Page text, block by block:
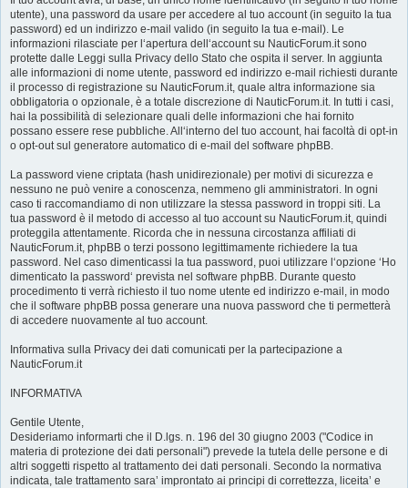
utente), una password da usare per accedere al tuo account (in seguito la tua
password) ed un indirizzo e-mail valido (in seguito la tua e-mail). Le
informazioni rilasciate per l‘apertura dell‘account su NauticForum.it sono
protette dalle Leggi sulla Privacy dello Stato che ospita il server. In aggiunta
alle informazioni di nome utente, password ed indirizzo e-mail richiesti durante
il processo di registrazione su NauticForum.it, quale altra informazione sia
obbligatoria o opzionale, è a totale discrezione di NauticForum.it. In tutti i casi,
hai la possibilità di selezionare quali delle informazioni che hai fornito
possano essere rese pubbliche. All‘interno del tuo account, hai facoltà di opt-in
o opt-out sul generatore automatico di e-mail del software phpBB.
La password viene criptata (hash unidirezionale) per motivi di sicurezza e
nessuno ne può venire a conoscenza, nemmeno gli amministratori. In ogni
caso ti raccomandiamo di non utilizzare la stessa password in troppi siti. La
tua password è il metodo di accesso al tuo account su NauticForum.it, quindi
proteggila attentamente. Ricorda che in nessuna circostanza affiliati di
NauticForum.it, phpBB o terzi possono legittimamente richiedere la tua
password. Nel caso dimenticassi la tua password, puoi utilizzare l‘opzione ‘Ho
dimenticato la password‘ prevista nel software phpBB. Durante questo
procedimento ti verrà richiesto il tuo nome utente ed indirizzo e-mail, in modo
che il software phpBB possa generare una nuova password che ti permetterà
di accedere nuovamente al tuo account.
Informativa sulla Privacy dei dati comunicati per la partecipazione a
NauticForum.it
INFORMATIVA
Gentile Utente,
Desideriamo informarti che il D.lgs. n. 196 del 30 giugno 2003 ("Codice in
materia di protezione dei dati personali") prevede la tutela delle persone e di
altri soggetti rispetto al trattamento dei dati personali. Secondo la normativa
indicata, tale trattamento sara’ improntato ai principi di correttezza, liceita’ e